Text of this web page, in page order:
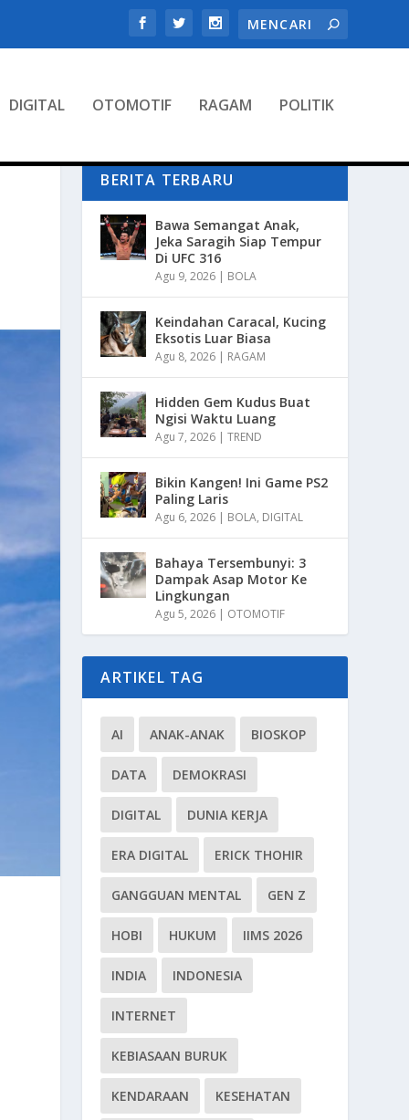
DIGITAL OTOMOTIF RAGAM POLITIK
BERITA TERBARU
Bawa Semangat Anak,
Jeka Saragih Siap Tempur
Di UFC 316
Agu 9, 2026 | BOLA
Keindahan Caracal, Kucing
Eksotis Luar Biasa
Agu 8, 2026 | RAGAM
Hidden Gem Kudus Buat
Ngisi Waktu Luang
Agu 7, 2026 |TREND
Bikin Kangen! Ini Game PS2
Paling Laris
Agu 6, 2026 | BOLA, DIGITAL
Bahaya Tersembunyi: 3
Dampak Asap Motor Ke
Lingkungan
Agu 5, 2026 | OTOMOTIF
ARTIKEL TAG
AI ANAK-ANAK BIOSKOP
DATA DEMOKRASI
DIGITAL DUNIA KERJA
ERA DIGITAL ERICK THOHIR
GANGGUAN MENTAL GEN Z
HOBI HUKUM IIMS 2026
INDIA INDONESIA
INTERNET
KEBIASAAN BURUK
KENDARAAN KESEHATAN